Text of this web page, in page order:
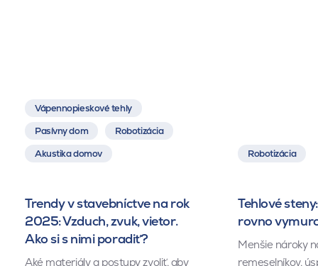
Vápennopieskové tehly
Pasívny dom
Robotizácia
Akustika domov
Trendy v stavebníctve na rok
2025: Vzduch, zvuk, vietor.
Ako si s nimi poradiť?
Aké materiály a postupy zvoliť, aby
Robotizácia
Tehlové
rovno
Menšie nároky
remeselníkov,